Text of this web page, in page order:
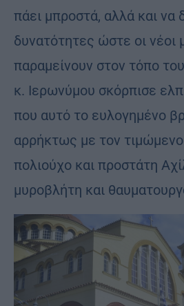
πάει μπροστά, αλλά και να
δυνατότητες ώστε οι νέοι
παραμείνουν στον τόπο
κ. Ιερωνύμου σκόρπισε
που αυτό το ευλογημένο
αρρήκτως με τον τιμώμενο
πολιούχο και προστάτη
μυροβλήτη και